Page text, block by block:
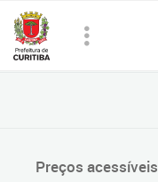
Preços acessíveis